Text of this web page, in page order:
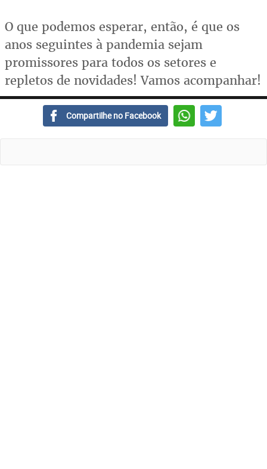
O que podemos esperar, então, é que os
anos seguintes à pandemia sejam
promissores para todos os setores e
repletos de novidades! Vamos acompanhar!
Compartilhe no Facebook